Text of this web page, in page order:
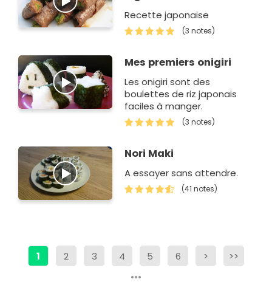
Recette japonaise
(3 notes)
Mes premiers onigiri
Les onigiri sont des
boulettes de riz japonais
faciles à manger.
(3 notes)
Nori Maki
A essayer sans attendre.
(41 notes)
1 2 3 4 5 6 > >>